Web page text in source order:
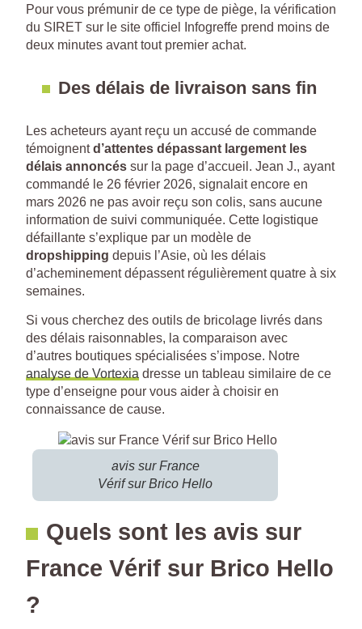
Pour vous prémunir de ce type de piège, la vérification
du SIRET sur le site officiel Infogreffe prend moins de
deux minutes avant tout premier achat.
Des délais de livraison sans fin
Les acheteurs ayant reçu un accusé de commande
témoignentd’attentes dépassant largement les
délais annoncés sur la page d’accueil. Jean J., ayant
commandé le 26 février 2026, signalait encore en
mars 2026 ne pas avoir reçu son colis, sans aucune
information de suivi communiquée. Cette logistique
défaillante s’explique par un modèle de
dropshipping depuis l’Asie, où les délais
d’acheminement dépassent régulièrement quatre à six
semaines.
Si vous cherchez des outils de bricolage livrés dans
des délais raisonnables, la comparaison avec
d’autres boutiques spécialisées s’impose. Notre
analyse de Vortexia dresse un tableau similaire de ce
type d’enseigne pour vous aider à choisir en
connaissance de cause.
avis sur France
Vérif sur Brico Hello
Quels sont les avis sur
France Vérif sur Brico Hello
?